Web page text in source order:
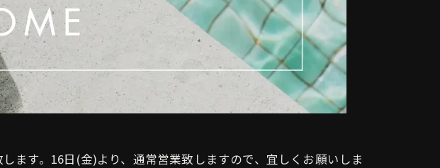
ます。16日(金)より、通常営業致しますので、宜しくお願いしま